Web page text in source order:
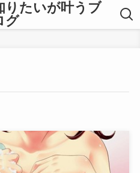
りたいが叶うブ
グ